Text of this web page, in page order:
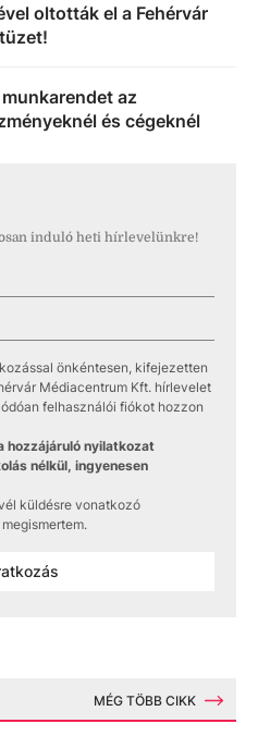
oltották el a Fehérvár
az
és cégeknél
induló heti hírlevelünkre!
önkéntesen, kifejezetten
Médiacentrum Kft. hírlevelet
felhasználói fiókot hozzon
hozzájáruló nyilatkozat
nélkül, ingyenesen
küldésre vonatkozó
megismertem.
MÉG TÖBB CIKK